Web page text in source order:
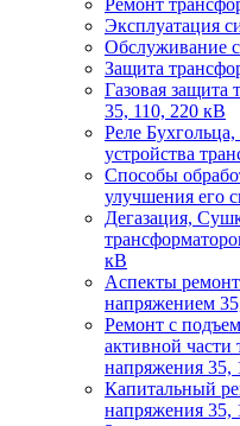
Эксплуатация
Обслуживание
Защита
Газовая защита
35, 110, 220 кВ
Реле
устройства
Способы
улучшения его
Дегазация,
кВ
Аспекты
напряжением
Ремонт с
активной части
напряжения 35,
Капитальный
напряжения 35,